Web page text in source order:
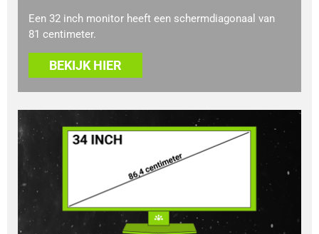
Een 32 inch monitor heeft een schermdiagonaal van
81 centimeter.
BEKIJK HIER